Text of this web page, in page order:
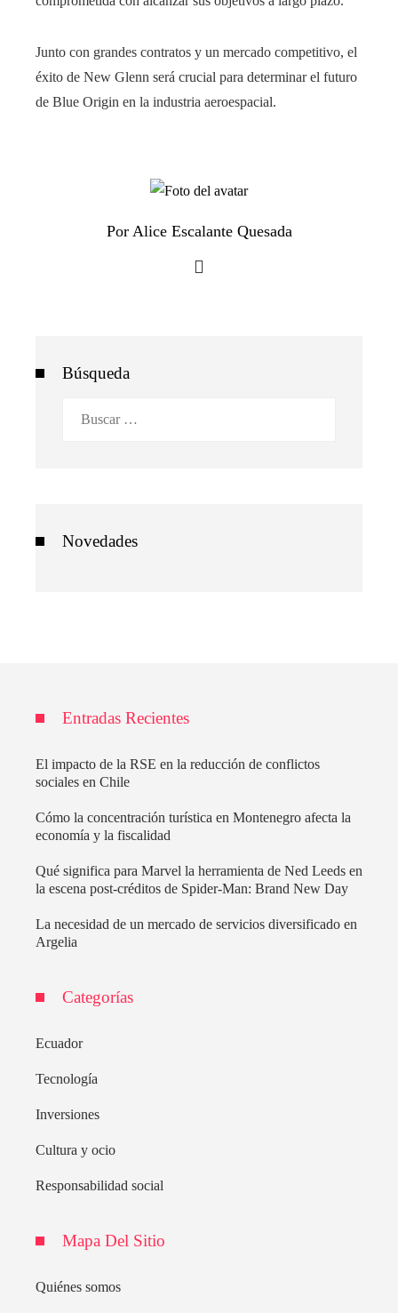
Junto con grandes contratos y un mercado competitivo, el
éxito de New Glenn será crucial para determinar el futuro
de Blue Origin en la industria aeroespacial.
Por Alice Escalante Quesada
Búsqueda
Novedades
Entradas Recientes
El impacto de la RSE en la reducción de conflictos
sociales en Chile
Cómo la concentración turística en Montenegro afecta la
economía y la fiscalidad
Qué significa para Marvel la herramienta de Ned Leeds en
la escena post-créditos de Spider-Man: Brand New Day
La necesidad de un mercado de servicios diversificado en
Argelia
Categorías
Ecuador
Tecnología
Inversiones
Cultura y ocio
Responsabilidad social
Mapa Del Sitio
Quiénes somos